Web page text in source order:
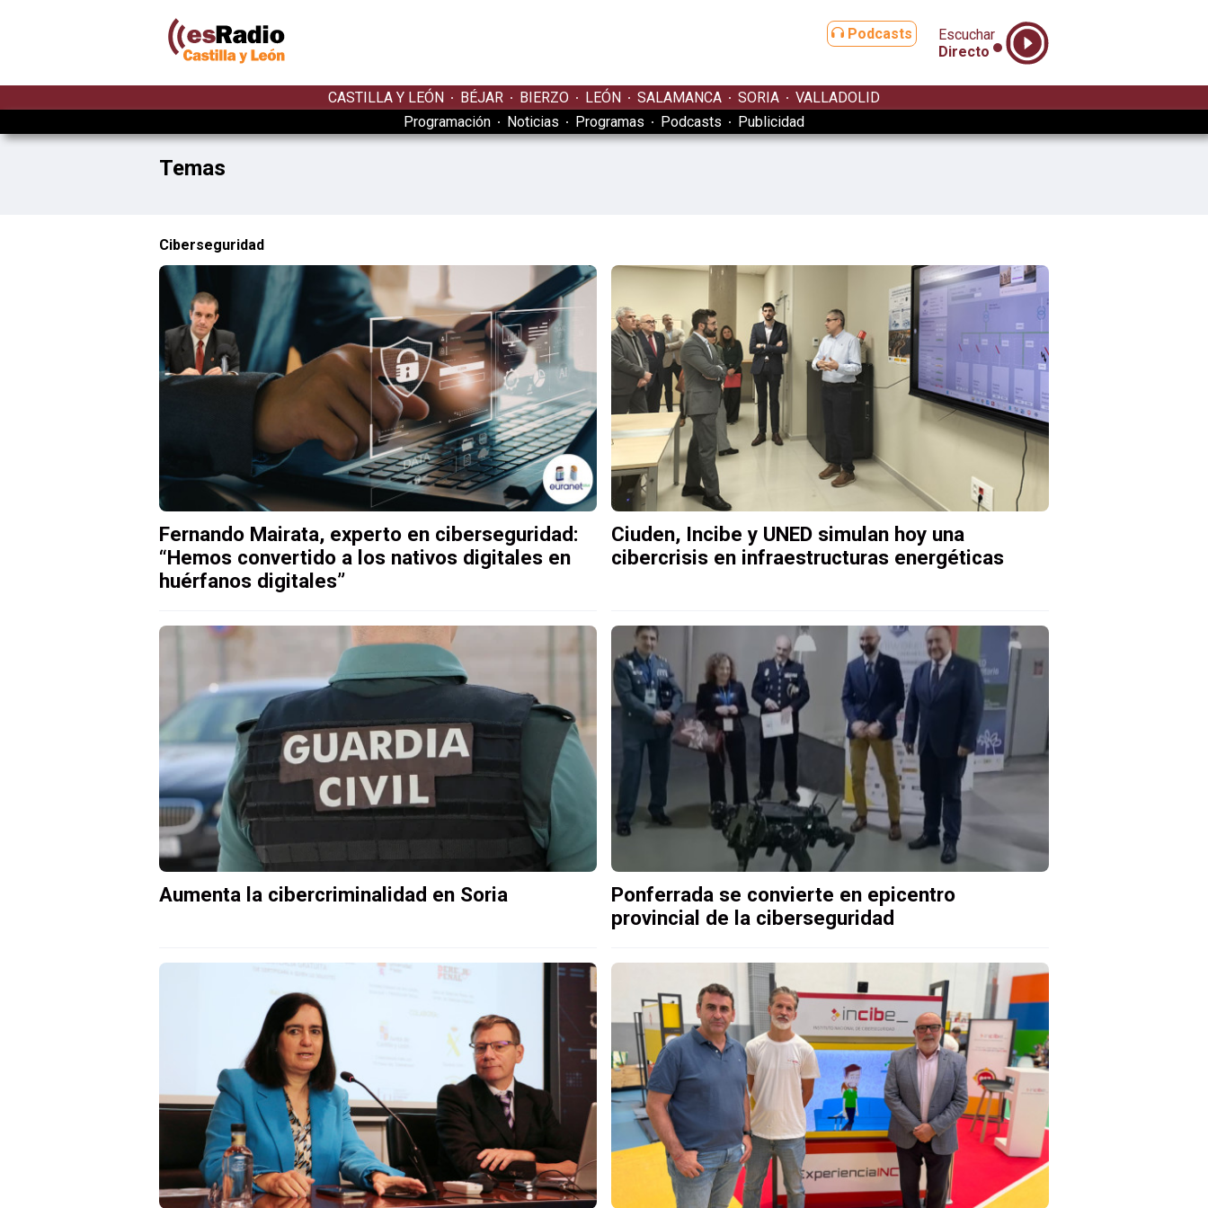
Podcasts
Escuchar
Directo
CASTILLA Y LEÓN BÉJAR BIERZO LEÓN SALAMANCA SORIA
VALLADOLID
Programación
Noticias Programas Podcasts Publicidad
Temas
Ciberseguridad
Fernando Mairata, experto en ciberseguridad:
“Hemos convertido a los nativos digitales en
huérfanos digitales”
Ciuden, Incibe y UNED simulan hoy una
cibercrisis en infraestructuras energéticas
Aumenta la cibercriminalidad en Soria
Ponferrada se convierte en epicentro
provincial de la ciberseguridad